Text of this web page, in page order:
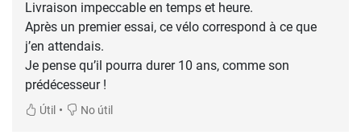
Livraison impeccable en temps et heure.
Après un premier essai, ce vélo correspond à ce que
j’en attendais.
Je pense qu’il pourra durer 10 ans, comme son
prédécesseur !
Útil • No útil